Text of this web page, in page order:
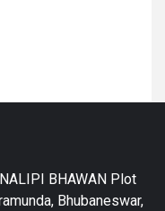
BHAWAN Plot
Bhubaneswar,